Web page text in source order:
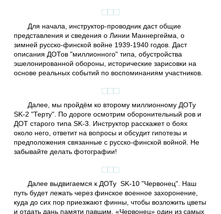
Для начала, инструктор-проводник даст общие
представления и сведения о Линии Маннергейма, о
зимней русско-финской войне 1939-1940 годов. Даст
описания ДОТов "миллионного" типа, обустройства
эшелонированной обороны, исторические зарисовки на
основе реальных событий по воспоминаниям участников.
Далее, мы пройдём ко второму миллионному ДОТу
SK-2 "Терту". По дороге осмотрим оборонительный ров и
ДОТ старого типа SK-3. Инструктор расскажет о боях
около него, ответит на вопросы и обсудит гипотезы и
предположения связанные с русско-финской войной. Не
забывайте делать фотографии!
Далее выдвигаемся к ДОТу SK-10 "Червонец". Наш
путь будет лежать через финское военное захоронение,
куда до сих пор приезжают финны, чтобы возложить цветы
и отдать дань памяти павшим. «Червонец» один из самых